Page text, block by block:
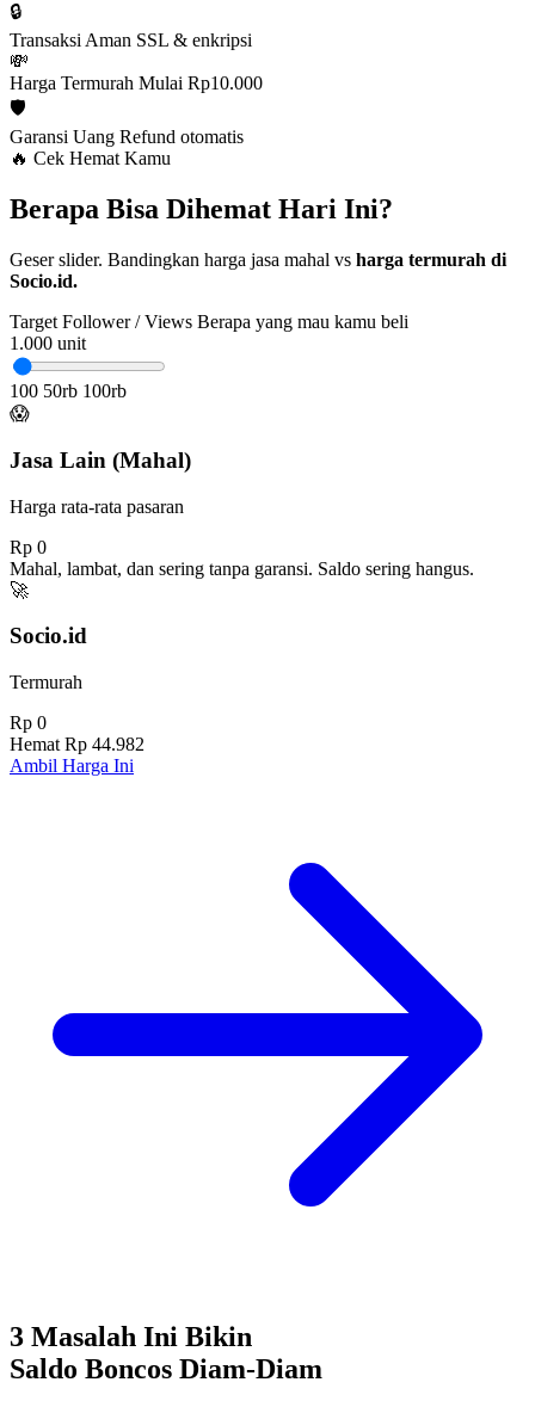
🔒
Transaksi Aman SSL & enkripsi
💸
Harga Termurah Mulai Rp10.000
🛡️
Garansi Uang Refund otomatis
🔥 Cek Hemat Kamu
Berapa Bisa Dihemat Hari Ini?
Geser slider. Bandingkan harga jasa mahal vs harga termurah di
Socio.id.
Target Follower / Views Berapa yang mau kamu beli
1.000 unit
100 50rb 100rb
😱
Jasa Lain (Mahal)
Harga rata-rata pasaran
Rp 0
Mahal, lambat, dan sering tanpa garansi. Saldo sering hangus.
🚀
Socio.id
Termurah
Rp 0
Hemat Rp 44.982
Ambil Harga Ini
3 Masalah Ini Bikin
Saldo Boncos Diam-Diam